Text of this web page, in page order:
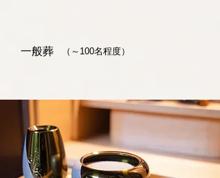
一般葬 （～100名程度）